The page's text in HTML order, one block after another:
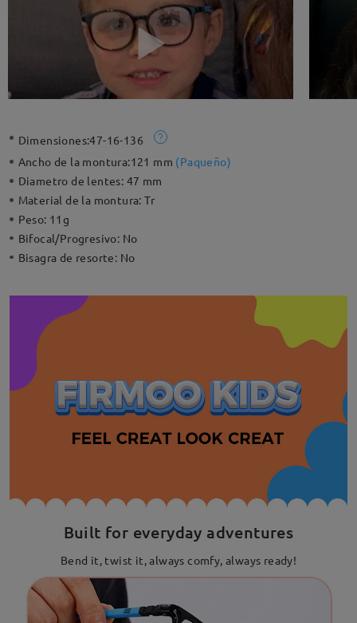
Dimensiones:47-16-136
Ancho de la montura:121 mm (Paqueño)
Diametro de lentes: 47 mm
Material de la montura:Tr
Peso: 11g
Bifocal/Progresivo: No
Bisagra de resorte: No
Built for everyday adventures
Bend it, twist it, always comfy, always ready!